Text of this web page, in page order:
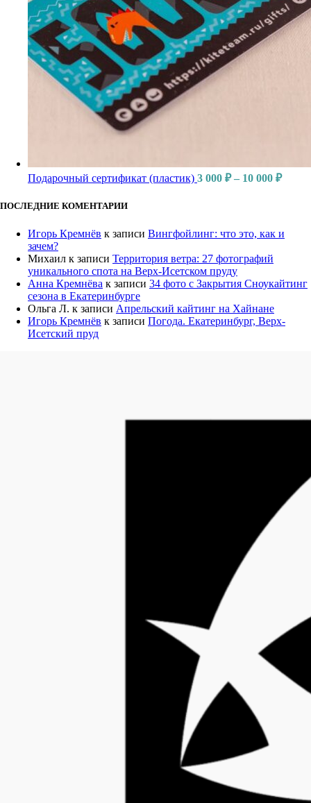
Подарочный сертификат (пластик) 3 000 ₽ – 10 000 ₽
10
ПОСЛЕДНИЕ КОМЕНТАРИИ
Игорь Кремнёв к записи Вингфойлинг: что это, как и
зачем?
Михаил к записи Территория ветра: 27 фотографий
уникального спота на Верх-Исетском пруду
Анна Кремнёва к записи 34 фото с Закрытия Сноукайтинг
сезона в Екатеринбурге
Ольга Л. к записи Апрельский кайтинг на Хайнане
Игорь Кремнёв к записи Погода. Екатеринбург, Верх-
Исетский пруд